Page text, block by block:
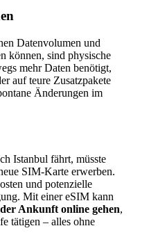
Datenvolumen und
können, sind physische
mehr Daten benötigt,
auf teure Zusatzpakete
Änderungen im
Istanbul fährt, müsste
SIM-Karte erwerben.
und potenzielle
Mit einer eSIM kann
Ankunft online gehen,
tätigen – alles ohne